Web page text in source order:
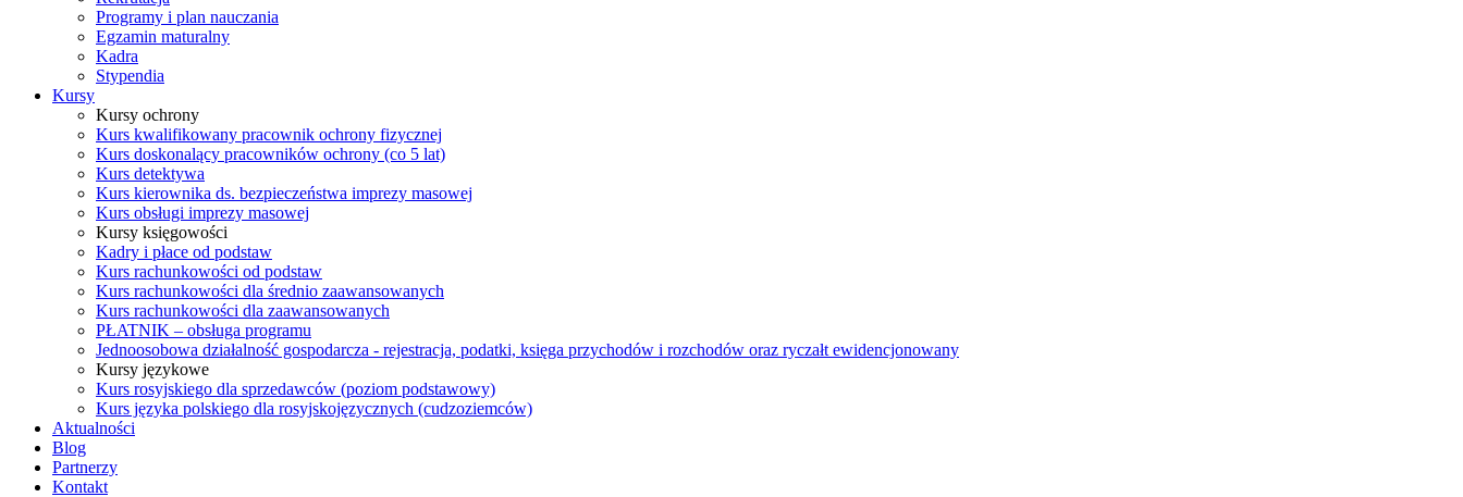
Programy i plan nauczania
Egzamin maturalny
Kadra
Stypendia
Kursy
Kursy ochrony
Kurs kwalifikowany pracownik ochrony fizycznej
Kurs doskonalący pracowników ochrony (co 5 lat)
Kurs detektywa
Kurs kierownika ds. bezpieczeństwa imprezy masowej
Kurs obsługi imprezy masowej
Kursy księgowości
Kadry i płace od podstaw
Kurs rachunkowości od podstaw
Kurs rachunkowości dla średnio zaawansowanych
Kurs rachunkowości dla zaawansowanych
PŁATNIK – obsługa programu
Jednoosobowa działalność gospodarcza - rejestracja, podatki, księga przychodów i rozchodów oraz ryczałt ewidencjonowany
Kursy językowe
Kurs rosyjskiego dla sprzedawców (poziom podstawowy)
Kurs języka polskiego dla rosyjskojęzycznych (cudzoziemców)
Aktualności
Blog
Partnerzy
Kontakt